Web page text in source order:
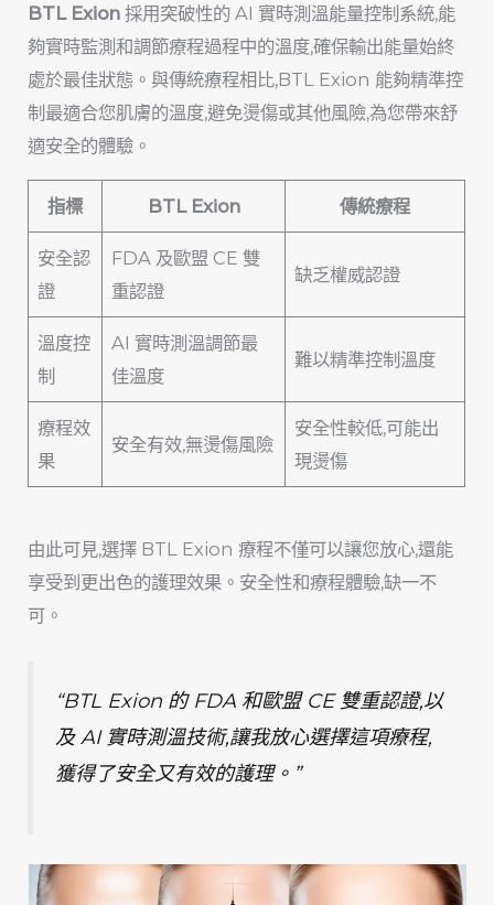
BTL Exion 採用突破性的 AI 實時測溫能量控制系統,能
夠實時監測和調節療程過程中的溫度,確保輸出能量始終
處於最佳狀態。與傳統療程相比,BTL Exion 能夠精準控
制最適合您肌膚的溫度,避免燙傷或其他風險,為您帶來舒
適安全的體驗。
指標 BTL Exion 傳統療程
安全認
證
FDA 及歐盟 CE 雙
重認證
缺乏權威認證
溫度控
制
AI 實時測溫調節最
佳溫度
難以精準控制溫度
療程效
果
安全有效,無燙傷風險
安全性較低,可能出
現燙傷
由此可見,選擇 BTL Exion 療程不僅可以讓您放心,還能
享受到更出色的護理效果。安全性和療程體驗,缺一不
可。
“BTL Exion 的 FDA 和歐盟 CE 雙重認證,以
及 AI 實時測溫技術,讓我放心選擇這項療程,
獲得了安全又有效的護理。”